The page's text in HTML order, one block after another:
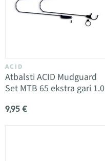
ACID
Atbalsti ACID Mudguard
Set MTB 65 ekstra gari 1.0
9,95 €